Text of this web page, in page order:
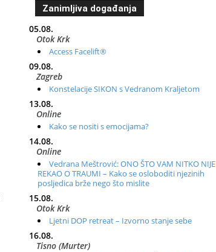
Zanimljiva događanja
05.08.
Otok Krk
Access Facelift®
09.08.
Zagreb
Konstelacije SIKON s Vedranom Kraljetom
13.08.
Online
Kako se nositi s emocijama?
14.08.
Online
Vedrana Meštrović: ONO ŠTO VAM NITKO NIJE
REKAO O TRAUMI – Kako se osloboditi njezinih
posljedica brže nego što mislite
15.08.
Otok Krk
Ljetni DOP retreat – Izvorno stanje sebe
16.08.
Tisno (Murter)